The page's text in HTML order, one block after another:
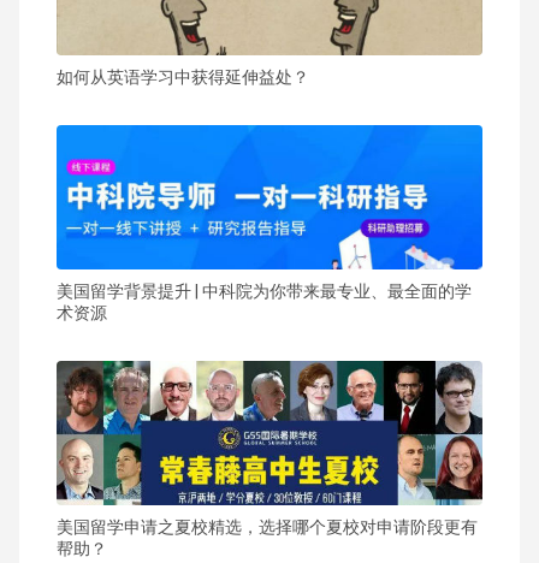
如何从英语学习中获得延伸益处？
美国留学背景提升 | 中科院为你带来最专业、最全面的学
术资源
美国留学申请之夏校精选，选择哪个夏校对申请阶段更有
帮助？